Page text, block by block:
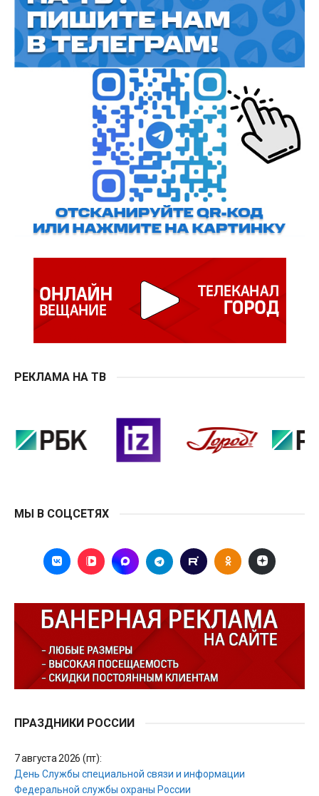
РЕКЛАМА НА ТВ
МЫ В СОЦСЕТЯХ
ПРАЗДНИКИ РОССИИ
7 августа 2026 (пт):
День Службы специальной связи и информации
Федеральной службы охраны России